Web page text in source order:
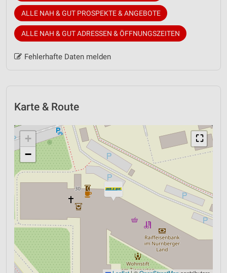
ALLE NAH & GUT PROSPEKTE & ANGEBOTE
ALLE NAH & GUT ADRESSEN & ÖFFNUNGSZEITEN
Fehlerhafte Daten melden
Karte & Route
⛶
+
−